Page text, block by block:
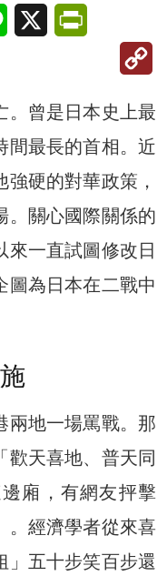
Line X
。曾是日本史上最
間最長的首相。近
硬的對華政策，
。關心國際關係的
來一直試圖修改日
圖為日本在二戰中
兩地一場罵戰。那
歡天喜地、普天同
廂，有網友抨擊
。經濟學者從來喜
」五十步笑百步還